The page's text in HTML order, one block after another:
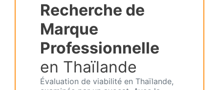
Recherche de
Marque
Professionnelle
en Thaïlande
Évaluation de viabilité en Thaïlande,